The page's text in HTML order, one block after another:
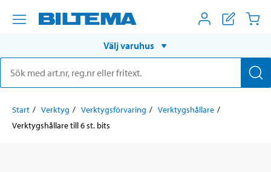
Välj varuhus
Start Verktyg Verktygsförvaring
Verktygshållare
Verktygshållare till 6 st. bits